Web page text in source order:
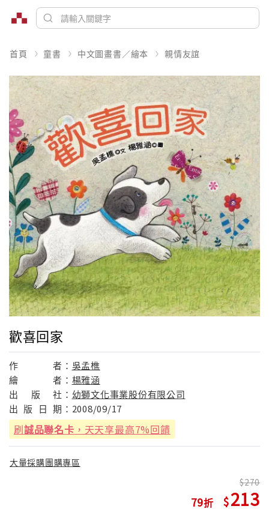
首頁 童書 中文圖畫書／繪本 親情友誼
歡喜回家
作 者： 吳孟樵
繪
者： 楊雅涵
出
版 社： 幼獅文化事業股份有限公司
出 版 日 期： 2008/09/17
刷誠品聯名卡 ，天天享最高7%回饋
大量採購團購專區
79
270
213